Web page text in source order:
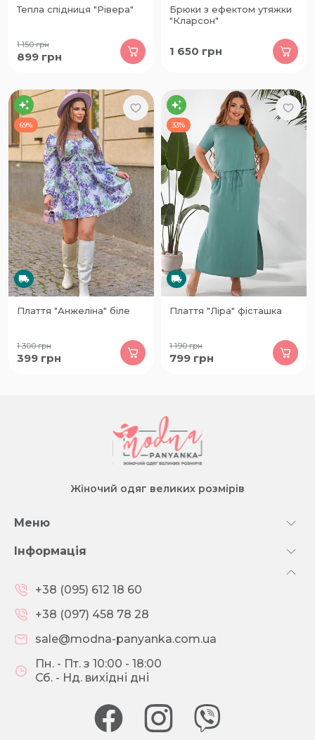
Тепла спідниця "Рівера"
1 150грн
899 грн
Брюки з ефектом утяжки
"Кларсон"
1 650 грн
69%
Плаття "Анжеліна" біле
1 300грн
399 грн
33%
Плаття "Ліра" фісташка
1 190грн
799 грн
Жіночий одяг великих розмірів
Меню
Інформація
+38 (095) 612 18 60
+38 (097) 458 78 28
sale@modna-panyanka.com.ua
Пн. - Пт. з 10:00 - 18:00
Сб. - Нд. вихідні дні